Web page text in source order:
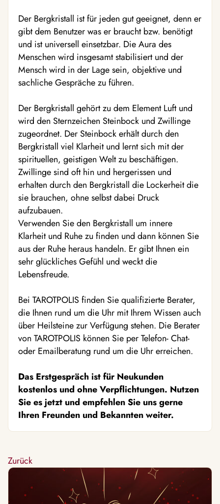
Der Bergkristall ist für jeden gut geeignet, denn er
gibt dem Benutzer was er braucht bzw. benötigt
und ist universell einsetzbar. Die Aura des
Menschen wird insgesamt stabilisiert und der
Mensch wird in der Lage sein, objektive und
sachliche Gespräche zu führen.
Der Bergkristall gehört zu dem Element Luft und
wird den Sternzeichen Steinbock und Zwillinge
zugeordnet. Der Steinbock erhält durch den
Bergkristall viel Klarheit und lernt sich mit der
spirituellen, geistigen Welt zu beschäftigen.
Zwillinge sind oft hin und hergerissen und
erhalten durch den Bergkristall die Lockerheit die
sie brauchen, ohne selbst dabei Druck
aufzubauen.
Verwenden Sie den Bergkristall um innere
Klarheit und Ruhe zu finden und dann können Sie
aus der Ruhe heraus handeln. Er gibt Ihnen ein
sehr glückliches Gefühl und weckt die
Lebensfreude.
Bei TAROTPOLIS finden Sie qualifizierte Berater,
die Ihnen rund um die Uhr mit Ihrem Wissen auch
über Heilsteine zur Verfügung stehen. Die Berater
von TAROTPOLIS können Sie per Telefon- Chat-
oder Emailberatung rund um die Uhr erreichen.
Das Erstgespräch ist für Neukunden
kostenlos und ohne Verpflichtungen. Nutzen
Sie es jetzt und empfehlen Sie uns gerne
Ihren Freunden und Bekannten weiter.
Zurück